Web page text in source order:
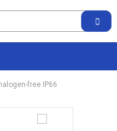
free IP66